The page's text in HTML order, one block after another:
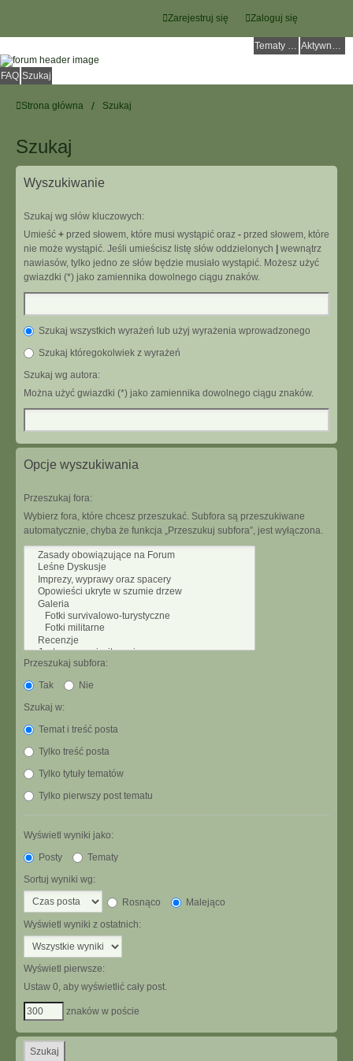
Zaloguj się
Zarejestruj się
Tematy bez odpowiedzi Aktywne tematy
FAQ Szukaj
Strona główna Szukaj
Szukaj
Wyszukiwanie
Szukaj wg słów kluczowych:
Umieść + przed słowem, które musi wystąpić oraz - przed słowem, które
nie może wystąpić. Jeśli umieścisz listę słów oddzielonych
wewnątrz
nawiasów, tylko jedno ze słów będzie musiało wystąpić. Możesz użyć
gwiazdki (*) jako zamiennika dowolnego ciągu znaków.
Szukaj wszystkich wyrażeń lub użyj wyrażenia wprowadzonego
Szukaj któregokolwiek z wyrażeń
Szukaj wg autora:
Można użyć gwiazdki (*) jako zamiennika dowolnego ciągu znaków.
Opcje wyszukiwania
Przeszukaj fora:
Wybierz fora, które chcesz przeszukać. Subfora są przeszukiwane
automatycznie, chyba że funkcja „Przeszukuj subfora”, jest wyłączona.
Przeszukaj subfora:
Tak
Nie
Szukaj w:
Temat i treść posta
Tylko treść posta
Tylko tytuły tematów
Tylko pierwszy post tematu
Wyświetl wyniki jako:
Posty
Tematy
Sortuj wyniki wg:
Rosnąco
Malejąco
Wyświetl wyniki z ostatnich:
Wyświetl pierwsze:
Ustaw 0, aby wyświetlić cały post.
znaków w poście